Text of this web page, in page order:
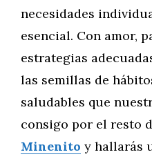
necesidades
esencial. Con amor,
estrategias
las semillas de
saludables que
consigo por el resto
Minenito y hallarás